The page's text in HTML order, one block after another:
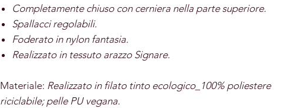
Completamente chiuso con cerniera nella parte superiore.
Spallacci regolabili.
Foderato in nylon fantasia.
Realizzato in tessuto arazzo Signare.
Materiale: Realizzato in filato tinto ecologico_100% poliestere
riciclabile; pelle PU vegana.